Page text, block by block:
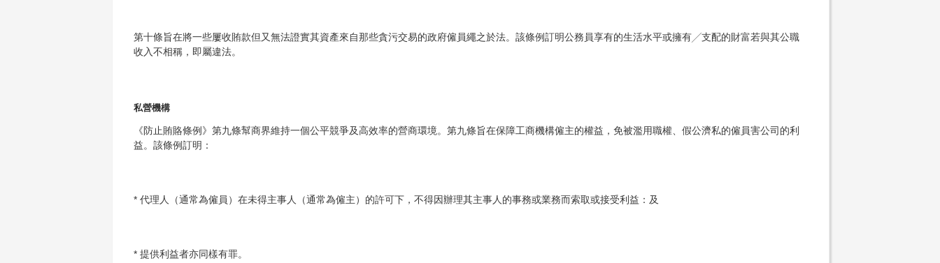
第十條旨在將一些屢收賄款但又無法證實其資產來自那些貪污交易的政府僱員繩之於法。該條例訂明公務員享有的生活水平或擁有╱支配的財富若與其公職
收入不相稱，即屬違法。
私營機構
《防止賄賂條例》第九條幫商界維持一個公平競爭及高效率的營商環境。第九條旨在保障工商機構僱主的權益，免被濫用職權、假公濟私的僱員害公司的利
益。該條例訂明：
* 代理人（通常為僱員）在未得主事人（通常為僱主）的許可下，不得因辦理其主事人的事務或業務而索取或接受利益：及
* 提供利益者亦同樣有罪。